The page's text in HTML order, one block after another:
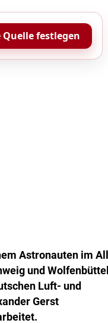
Quelle festlegen
Astronauten im All
und Wolfenbüttel
Luft- und
Gerst